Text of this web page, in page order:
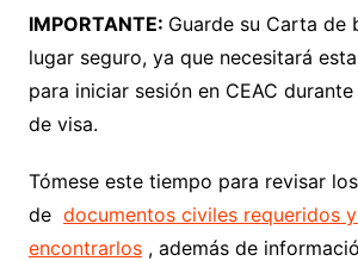
IMPORTANTE: Guarde su Carta de
lugar seguro, ya que necesitará
para iniciar sesión en CEAC
de visa.
Tómese este tiempo para revisar
de documentos civiles requeridos
encontrarlos, además de